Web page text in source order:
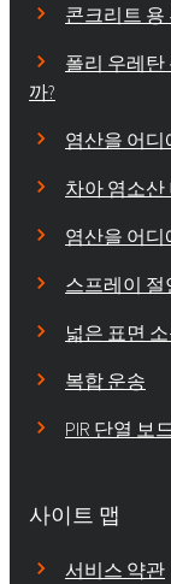
콘크리트 용
폴리 우레탄
까?
염산을 어디
차아 염소산
염산을 어디
스프레이 절
넓은 표면
복합 운송
PIR 단열 보
사이트 맵
서비스 약관